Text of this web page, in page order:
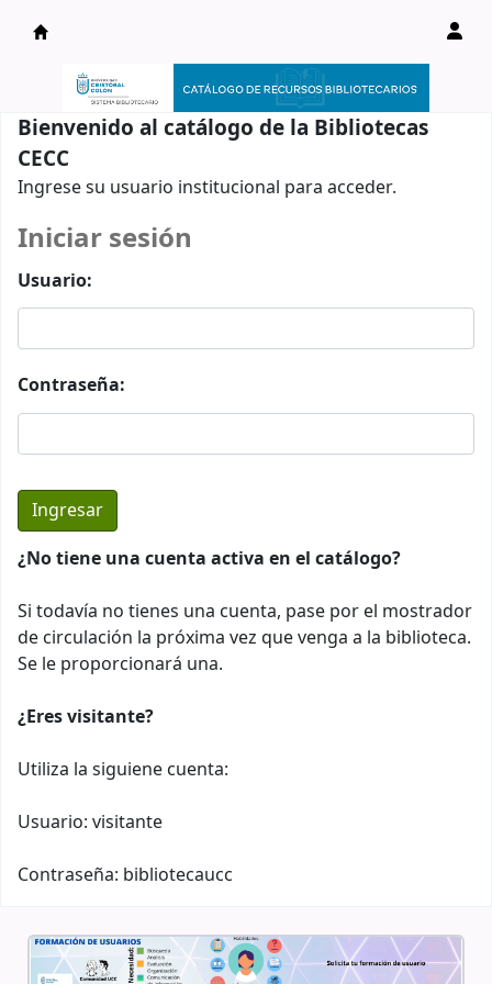
Catálogo en línea
Bienvenido al catálogo de la Bibliotecas
CECC
Ingrese su usuario institucional para acceder.
Iniciar sesión
Usuario:
Contraseña:
¿No tiene una cuenta activa en el catálogo?
Si todavía no tienes una cuenta, pase por el mostrador
de circulación la próxima vez que venga a la biblioteca.
Se le proporcionará una.
¿Eres visitante?
Utiliza la siguiene cuenta:
Usuario: visitante
Contraseña: bibliotecaucc